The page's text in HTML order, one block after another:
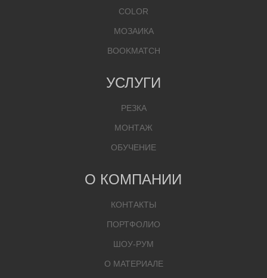
COLOR
МОЗАИКА
BOOKMATCH
УСЛУГИ
РЕЗКА
МОНТАЖ
ОБУЧЕНИЕ
О КОМПАНИИ
КОНТАКТЫ
ПОРТФОЛИО
ШОУ-РУМ
О МАТЕРИАЛЕ